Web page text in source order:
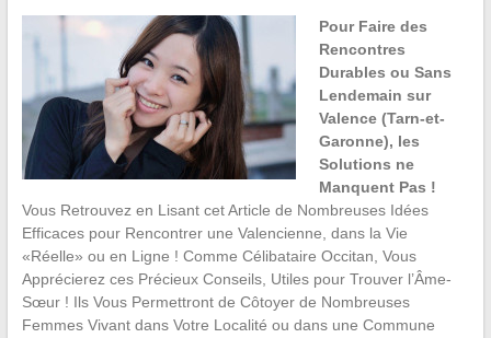
Pour Faire des
Rencontres
Durables ou Sans
Lendemain sur
Valence (Tarn-et-
Garonne), les
Solutions ne
Manquent Pas !
Vous Retrouvez en Lisant cet Article de Nombreuses Idées
Efficaces pour Rencontrer une Valencienne, dans la Vie
«Réelle» ou en Ligne ! Comme Célibataire Occitan, Vous
Apprécierez ces Précieux Conseils, Utiles pour Trouver l’Âme-
Sœur ! Ils Vous Permettront de Côtoyer de Nombreuses
Femmes Vivant dans Votre Localité ou dans une Commune